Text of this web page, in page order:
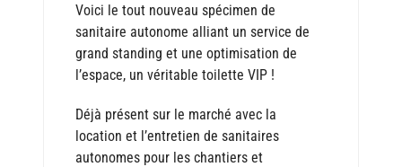
Voici le tout nouveau spécimen de
sanitaire autonome alliant un service de
grand standing et une optimisation de
l’espace, un véritable toilette VIP !
Déjà présent sur le marché avec la
location et l’entretien de sanitaires
autonomes pour les chantiers et